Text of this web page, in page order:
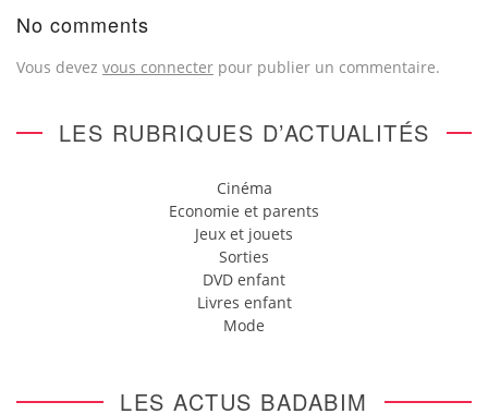
No comments
Vous devez vous connecter pour publier un commentaire.
LES RUBRIQUES D’ACTUALITÉS
Cinéma
Economie et parents
Jeux et jouets
Sorties
DVD enfant
Livres enfant
Mode
LES ACTUS BADABIM